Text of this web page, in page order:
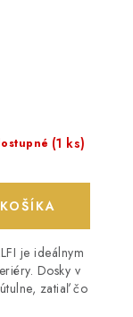
(1 ks)
je ideálnym
Dosky v
zatiaľ čo